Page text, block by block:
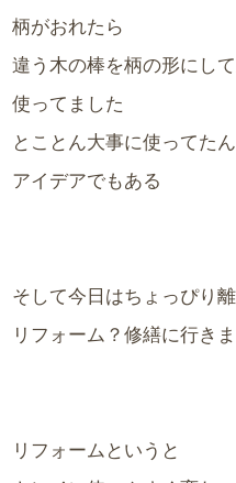
柄がおれたら
違う木の棒を柄の形にし
使ってました
とことん大事に使ってた
アイデアでもある
そして今日はちょっぴり
リフォーム？修繕に行きま
リフォームというと